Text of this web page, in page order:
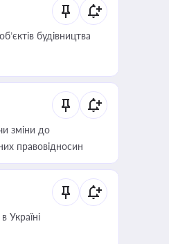
будівництва
зміни до
правовідносин
Україні